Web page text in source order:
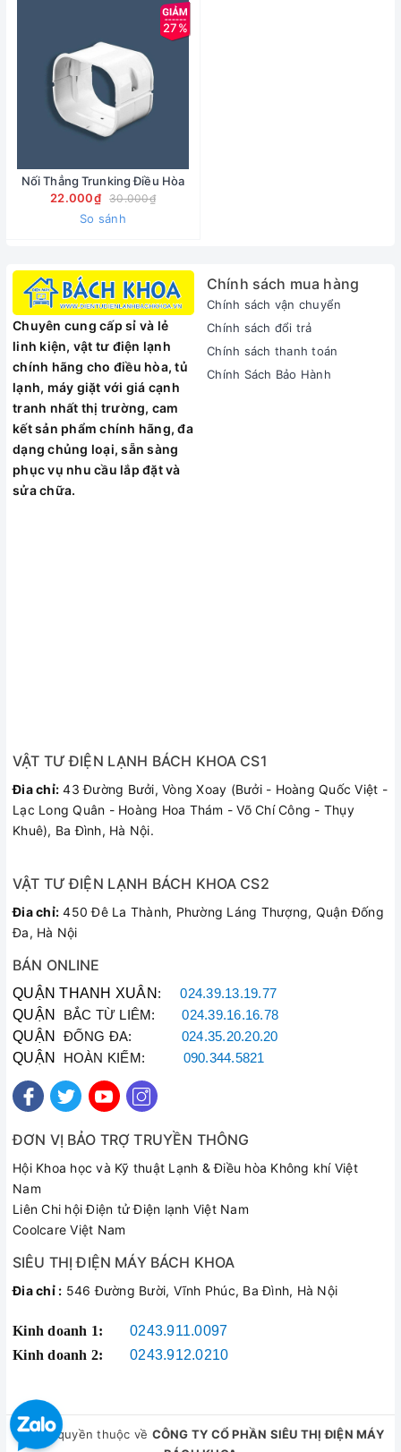
27%
Nối Thẳng Trunking Điều Hòa
22.000₫
30.000₫
So sánh
Chuyên cung cấp sỉ và lẻ
linh kiện, vật tư điện lạnh
chính hãng cho điều hòa, tủ
lạnh, máy giặt với giá cạnh
tranh nhất thị trường, cam
kết sản phẩm chính hãng, đa
dạng chủng loại, sẵn sàng
phục vụ nhu cầu lắp đặt và
sửa chữa.
Chính sách mua hàng
Chính sách vận chuyển
Chính sách đổi trả
Chính sách thanh toán
Chính Sách Bảo Hành
VẬT TƯ ĐIỆN LẠNH BÁCH KHOA CS1
Đia chỉ: 43 Đường Bưởi, Vòng Xoay (Bưởi - Hoàng Quốc Việt -
Lạc Long Quân - Hoàng Hoa Thám - Võ Chí Công - Thụy
Khuê), Ba Đình, Hà Nội.
VẬT TƯ ĐIỆN LẠNH BÁCH KHOA CS2
Đia chỉ: 450 Đê La Thành, Phường Láng Thượng, Quận Đống
Đa, Hà Nội
BÁN ONLINE
QUẬN THANH XUÂN :024.39.13.19.77
QUẬN BẮC TỪ LIÊM:024.39.16.16.78
QUẬN ĐỐNG ĐA: 024.35.20.20.20
QUẬN HOÀN KIẾM: 090.344.5821
ĐƠN VỊ BẢO TRỢ TRUYỀN THÔNG
Hội Khoa học và Kỹ thuật Lạnh & Điều hòa Không khí Việt
Nam
Liên Chi hội Điện tử Điện lạnh Việt Nam
Coolcare Việt Nam
SIÊU THỊ ĐIỆN MÁY BÁCH KHOA
Đia chỉ : 546 Đường Bười, Vĩnh Phúc, Ba Đình, Hà Nội
Kinh doanh 1:
0243.911.0097
Kinh doanh 2:
0243.912.0210
© Bản quyền thuộc về CÔNG TY CỔ PHẦN SIÊU THỊ ĐIỆN MÁY